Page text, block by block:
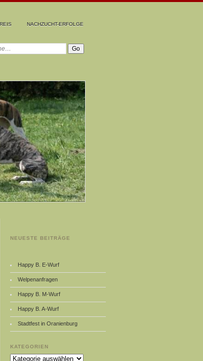
NACHZUCHT-ERFOLGE
NEUESTE BEITRÄGE
Happy B. E-Wurf
Welpenanfragen
Happy B. M-Wurf
Happy B. A-Wurf
Stadtfest in Oranienburg
KATEGORIEN
Kategorien